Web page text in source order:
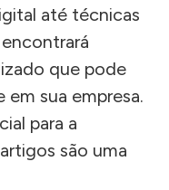
até técnicas
que pode
sua empresa.
para a
são uma